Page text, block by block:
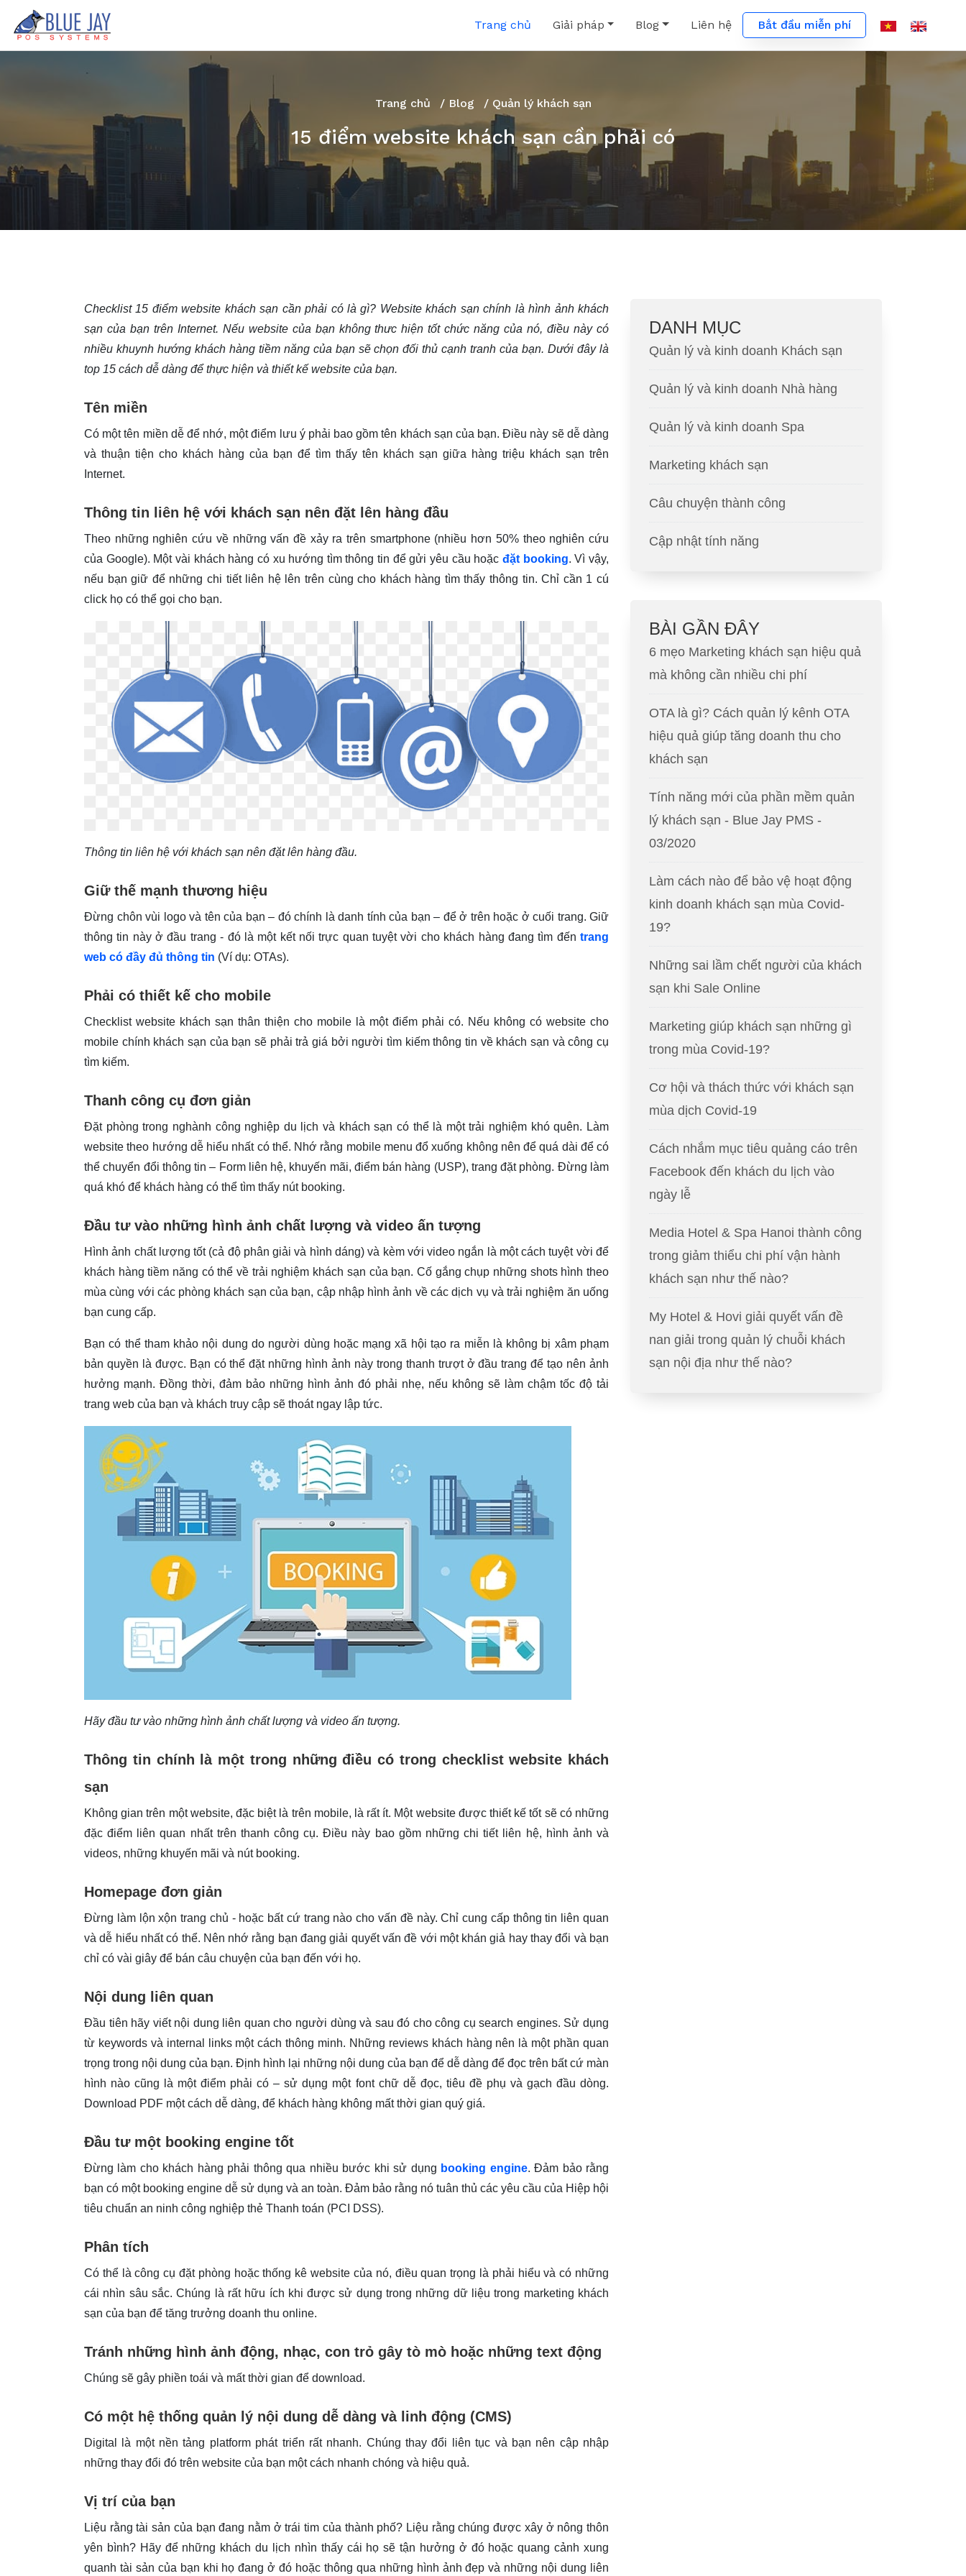
Trang chủ Giải pháp Blog Liên hệ Bắt đầu miễn phí
Trang chủ / Blog / Quản lý khách sạn
15 điểm website khách sạn cần phải có
Checklist 15 điểm website khách sạn cần phải có là gì? Website khách sạn chính là hình ảnh khách
sạn của bạn trên Internet. Nếu website của bạn không thưc hiện tốt chức năng của nó, điều này có
nhiều khuynh hướng khách hàng tiềm năng của bạn sẽ chọn đối thủ cạnh tranh của bạn. Dưới đây là
top 15 cách dễ dàng để thực hiện và thiết kế website của bạn.
Tên miền
Có một tên miền dễ để nhớ, một điểm lưu ý phải bao gồm tên khách sạn của bạn. Điều này sẽ dễ dàng
và thuận tiện cho khách hàng của bạn để tìm thấy tên khách sạn giữa hàng triệu khách sạn trên
Internet.
Thông tin liên hệ với khách sạn nên đặt lên hàng đầu
Theo những nghiên cứu về những vấn đề xảy ra trên smartphone (nhiều hơn 50% theo nghiên cứu
của Google). Một vài khách hàng có xu hướng tìm thông tin để gửi yêu cầu hoặcđặt booking. Vì vậy,
nếu bạn giữ để những chi tiết liên hệ lên trên cùng cho khách hàng tìm thấy thông tin. Chỉ cần 1 cú
click họ có thể gọi cho bạn.
Thông tin liên hệ với khách sạn nên đặt lên hàng đầu.
Giữ thế mạnh thương hiệu
Đừng chôn vùi logo và tên của bạn – đó chính là danh tính của bạn – để ở trên hoặc ở cuối trang. Giữ
thông tin này ở đầu trang - đó là một kết nối trực quan tuyệt vời cho khách hàng đang tìm đến trang
web có đầy đủ thông tin (Ví dụ: OTAs).
Phải có thiết kế cho mobile
Checklist website khách sạn thân thiện cho mobile là một điểm phải có. Nếu không có website cho
mobile chính khách sạn của bạn sẽ phải trả giá bởi người tìm kiếm thông tin về khách sạn và công cụ
tìm kiếm.
Thanh công cụ đơn giản
Đặt phòng trong nghành công nghiệp du lịch và khách sạn có thể là một trải nghiệm khó quên. Làm
website theo hướng dễ hiểu nhất có thể. Nhớ rằng mobile menu đổ xuống không nên để quá dài để có
thể chuyển đổi thông tin – Form liên hệ, khuyến mãi, điểm bán hàng (USP), trang đặt phòng. Đừng làm
quá khó để khách hàng có thể tìm thấy nút booking.
Đầu tư vào những hình ảnh chất lượng và video ấn tượng
Hình ảnh chất lượng tốt (cả độ phân giải và hình dáng) và kèm với video ngắn là một cách tuyệt vời để
khách hàng tiềm năng có thể về trải nghiệm khách sạn của bạn. Cố gắng chụp những shots hình theo
mùa cùng với các phòng khách sạn của bạn, cập nhập hình ảnh về các dịch vụ và trải nghiệm ăn uống
bạn cung cấp.
Bạn có thể tham khảo nội dung do người dùng hoặc mạng xã hội tạo ra miễn là không bị xâm phạm
bản quyền là được. Bạn có thể đặt những hình ảnh này trong thanh trượt ở đầu trang để tạo nên ảnh
hưởng mạnh. Đồng thời, đảm bảo những hình ảnh đó phải nhẹ, nếu không sẽ làm chậm tốc độ tải
trang web của bạn và khách truy cập sẽ thoát ngay lập tức.
Hãy đầu tư vào những hình ảnh chất lượng và video ấn tượng.
Thông tin chính là một trong những điều có trong checklist website khách
sạn
Không gian trên một website, đặc biệt là trên mobile, là rất ít. Một website được thiết kế tốt sẽ có những
đặc điểm liên quan nhất trên thanh công cụ. Điều này bao gồm những chi tiết liên hệ, hình ảnh và
videos, những khuyến mãi và nút booking.
Homepage đơn giản
Đừng làm lộn xộn trang chủ - hoặc bất cứ trang nào cho vấn đề này. Chỉ cung cấp thông tin liên quan
và dễ hiểu nhất có thể. Nên nhớ rằng bạn đang giải quyết vấn đề với một khán giả hay thay đổi và bạn
chỉ có vài giây để bán câu chuyện của bạn đến với họ.
Nội dung liên quan
Đầu tiên hãy viết nội dung liên quan cho người dùng và sau đó cho công cụ search engines. Sử dụng
từ keywords và internal links một cách thông minh. Những reviews khách hàng nên là một phần quan
trọng trong nội dung của bạn. Định hình lại những nội dung của bạn để dễ dàng để đọc trên bất cứ màn
hình nào cũng là một điểm phải có – sử dụng một font chữ dễ đọc, tiêu đề phụ và gạch đầu dòng.
Download PDF một cách dễ dàng, để khách hàng không mất thời gian quý giá.
Đầu tư một booking engine tốt
Đừng làm cho khách hàng phải thông qua nhiều bước khi sử dụng booking engine. Đảm bảo rằng
bạn có một booking engine dễ sử dụng và an toàn. Đảm bảo rằng nó tuân thủ các yêu cầu của Hiệp hội
tiêu chuẩn an ninh công nghiệp thẻ Thanh toán (PCI DSS).
Phân tích
Có thể là công cụ đặt phòng hoặc thống kê website của nó, điều quan trọng là phải hiểu và có những
cái nhìn sâu sắc. Chúng là rất hữu ích khi được sử dụng trong những dữ liệu trong marketing khách
sạn của bạn để tăng trưởng doanh thu online.
Tránh những hình ảnh động, nhạc, con trỏ gây tò mò hoặc những text động
Chúng sẽ gây phiền toái và mất thời gian để download.
Có một hệ thống quản lý nội dung dễ dàng và linh động (CMS)
Digital là một nền tảng platform phát triển rất nhanh. Chúng thay đổi liên tục và bạn nên cập nhập
những thay đổi đó trên website của bạn một cách nhanh chóng và hiệu quả.
Vị trí của bạn
Liệu rằng tài sản của bạn đang nằm ở trái tim của thành phố? Liệu rằng chúng được xây ở nông thôn
yên bình? Hãy để những khách du lịch nhìn thấy cái họ sẽ tận hưởng ở đó hoặc quang cảnh xung
quanh tài sản của bạn khi họ đang ở đó hoặc thông qua những hình ảnh đẹp và những nội dung liên
DANH MỤC
Quản lý và kinh doanh Khách sạn
Quản lý và kinh doanh Nhà hàng
Quản lý và kinh doanh Spa
Marketing khách sạn
Câu chuyện thành công
Cập nhật tính năng
BÀI GẦN ĐÂY
6 mẹo Marketing khách sạn hiệu quả
mà không cần nhiều chi phí
OTA là gì? Cách quản lý kênh OTA
hiệu quả giúp tăng doanh thu cho
khách sạn
Tính năng mới của phần mềm quản
lý khách sạn - Blue Jay PMS -
03/2020
Làm cách nào để bảo vệ hoạt động
kinh doanh khách sạn mùa Covid-
19?
Những sai lầm chết người của khách
sạn khi Sale Online
Marketing giúp khách sạn những gì
trong mùa Covid-19?
Cơ hội và thách thức với khách sạn
mùa dịch Covid-19
Cách nhắm mục tiêu quảng cáo trên
Facebook đến khách du lịch vào
ngày lễ
Media Hotel & Spa Hanoi thành công
trong giảm thiểu chi phí vận hành
khách sạn như thế nào?
My Hotel & Hovi giải quyết vấn đề
nan giải trong quản lý chuỗi khách
sạn nội địa như thế nào?